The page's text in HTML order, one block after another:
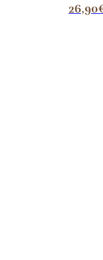
26,90